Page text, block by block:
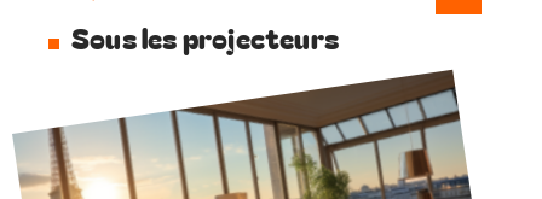
Sous les projecteurs